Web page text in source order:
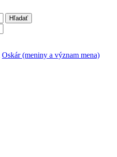
Oskár (meniny a význam mena)